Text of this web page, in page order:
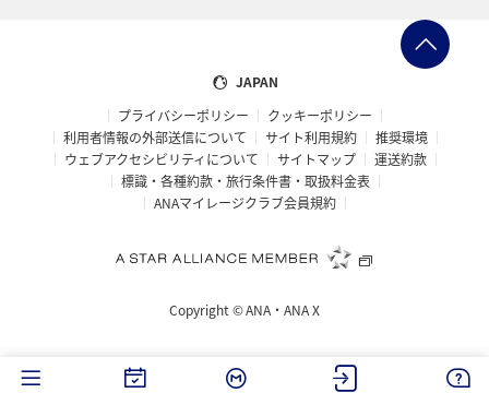
JAPAN
プライバシーポリシー
クッキーポリシー
利用者情報の外部送信について
サイト利用規約
推奨環境
ウェブアクセシビリティについて
サイトマップ
運送約款
標識・各種約款・旅行条件書・取扱料金表
ANAマイレージクラブ会員規約
Copyright ©ANA・ANA X